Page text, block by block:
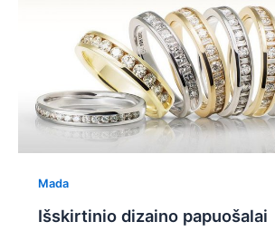
Mada
Išskirtinio dizaino papuošalai